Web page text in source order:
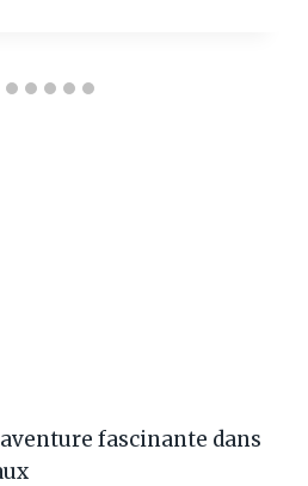
fascinante dans